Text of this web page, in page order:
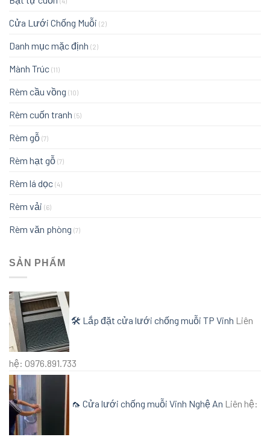
Cửa Lưới Chống Muỗi (2)
Danh mục mặc định (2)
Mành Trúc (11)
Rèm cầu vồng (10)
Rèm cuốn tranh (5)
Rèm gỗ (7)
Rèm hạt gỗ (7)
Rèm lá dọc (4)
Rèm vải (6)
Rèm văn phòng (7)
SẢN PHẨM
🛠️ Lắp đặt cửa lưới chống muỗi TP Vinh Liên
hệ: 0976.891.733
🦟 Cửa lưới chống muỗi Vinh Nghệ An Liên hệ: